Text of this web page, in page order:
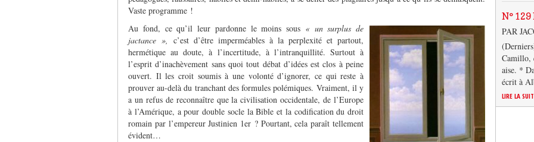
Vaste programme !
Au fond, ce qu’il leur pardonne le moins sous « un surplus de
jactance », c’est d’être imperméables à la perplexité et partout,
hermétique au doute, à l’incertitude, à l’intranquillité. Surtout à
l’esprit d’inachèvement sans quoi tout débat d’idées est clos à peine
ouvert. Il les croit soumis à une volonté d’ignorer, ce qui reste à
prouver au-delà du tranchant des formules polémiques. Vraiment, il y
a un refus de reconnaître que la civilisation occidentale, de l’Europe
à l’Amérique, a pour double socle la Bible et la codification du droit
romain par l’empereur Justinien 1er ? Pourtant, cela paraît tellement
évident…
N°
PAR
Camillo,
aise. *
écrit à
LIRE LA